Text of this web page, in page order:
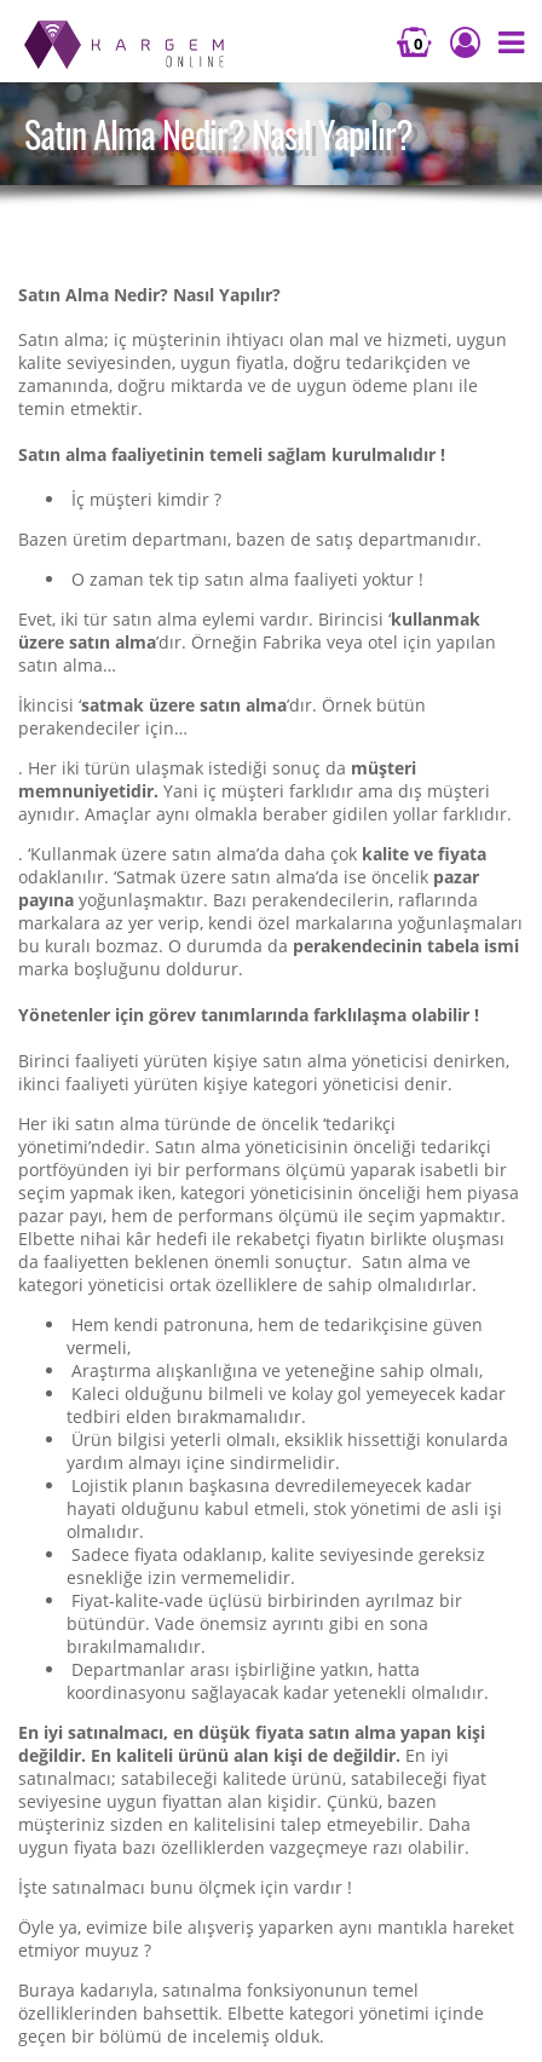
0
Satın Alma Nedir? Nasıl Yapılır?
Satın Alma Nedir? Nasıl Yapılır?
Satın alma; iç müşterinin ihtiyacı olan mal ve hizmeti, uygun
kalite seviyesinden, uygun fiyatla, doğru tedarikçiden ve
zamanında, doğru miktarda ve de uygun ödeme planı ile
temin etmektir.
Satın alma faaliyetinin temeli sağlam kurulmalıdır !
İç müşteri kimdir ?
Bazen üretim departmanı, bazen de satış departmanıdır.
O zaman tek tip satın alma faaliyeti yoktur !
Evet, iki tür satın alma eylemi vardır. Birincisi ‘kullanmak
üzere satın alma’dır. Örneğin Fabrika veya otel için yapılan
satın alma…
İkincisi ‘satmak üzere satın alma’dır. Örnek bütün
perakendeciler için…
. Her iki türün ulaşmak istediği sonuç da müşteri
memnuniyetidir. Yani iç müşteri farklıdır ama dış müşteri
aynıdır. Amaçlar aynı olmakla beraber gidilen yollar farklıdır.
. ‘Kullanmak üzere satın alma’da daha çok kalite ve fiyata
odaklanılır. ‘Satmak üzere satın alma’da ise öncelik pazar
payına yoğunlaşmaktır. Bazı perakendecilerin, raflarında
markalara az yer verip, kendi özel markalarına yoğunlaşmaları
bu kuralı bozmaz. O durumda da perakendecinin tabela ismi
marka boşluğunu doldurur.
Yönetenler için görev tanımlarında farklılaşma olabilir !
Birinci faaliyeti yürüten kişiye satın alma yöneticisi denirken,
ikinci faaliyeti yürüten kişiye kategori yöneticisi denir.
Her iki satın alma türünde de öncelik ‘tedarikçi
yönetimi’ndedir. Satın alma yöneticisinin önceliği tedarikçi
portföyünden iyi bir performans ölçümü yaparak isabetli bir
seçim yapmak iken, kategori yöneticisinin önceliği hem piyasa
pazar payı, hem de performans ölçümü ile seçim yapmaktır.
Elbette nihai kâr hedefi ile rekabetçi fiyatın birlikte oluşması
da faaliyetten beklenen önemli sonuçtur. Satın alma ve
kategori yöneticisi ortak özelliklere de sahip olmalıdırlar.
Hem kendi patronuna, hem de tedarikçisine güven
vermeli,
Araştırma alışkanlığına ve yeteneğine sahip olmalı,
Kaleci olduğunu bilmeli ve kolay gol yemeyecek kadar
tedbiri elden bırakmamalıdır.
Ürün bilgisi yeterli olmalı, eksiklik hissettiği konularda
yardım almayı içine sindirmelidir.
Lojistik planın başkasına devredilemeyecek kadar
hayati olduğunu kabul etmeli, stok yönetimi de asli işi
olmalıdır.
Sadece fiyata odaklanıp, kalite seviyesinde gereksiz
esnekliğe izin vermemelidir.
Fiyat-kalite-vade üçlüsü birbirinden ayrılmaz bir
bütündür. Vade önemsiz ayrıntı gibi en sona
bırakılmamalıdır.
Departmanlar arası işbirliğine yatkın, hatta
koordinasyonu sağlayacak kadar yetenekli olmalıdır.
En iyi satınalmacı, en düşük fiyata satın alma yapan kişi
değildir. En kaliteli ürünü alan kişi de değildir. En iyi
satınalmacı; satabileceği kalitede ürünü, satabileceği fiyat
seviyesine uygun fiyattan alan kişidir. Çünkü, bazen
müşteriniz sizden en kalitelisini talep etmeyebilir. Daha
uygun fiyata bazı özelliklerden vazgeçmeye razı olabilir.
İşte satınalmacı bunu ölçmek için vardır !
Öyle ya, evimize bile alışveriş yaparken aynı mantıkla hareket
etmiyor muyuz ?
Buraya kadarıyla, satınalma fonksiyonunun temel
özelliklerinden bahsettik. Elbette kategori yönetimi içinde
geçen bir bölümü de incelemiş olduk.